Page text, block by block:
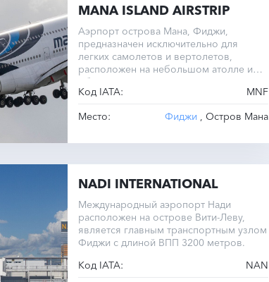
MANA ISLAND AIRSTRIP
Аэрпорт острова Мана, Фиджи,
предназначен исключительно для
легких самолетов и вертолетов,
расположен на небольшом атолле и
обслуживает местные нужды.
Код IATA:
MNF
Место:
Фиджи , Остров Мана
NADI INTERNATIONAL
Международный аэропорт Нади
расположен на острове Вити-Леву,
является главным транспортным узлом
Фиджи с длиной ВПП 3200 метров.
Код IATA:
NAN